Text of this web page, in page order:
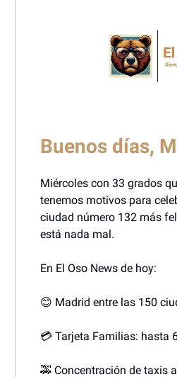
Buenos días,
Miércoles con 33 grados
tenemos motivos para
ciudad número 132 más
está nada mal.
En El Oso News de hoy:
😊 Madrid entre las 150
💳 Tarjeta Familias: hasta
🚕 Concentración de taxis